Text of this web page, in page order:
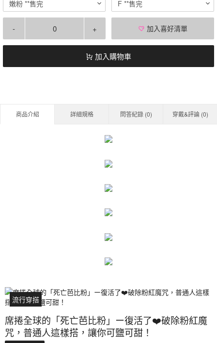
嫩粉 **售完 F **售完
- + 加入喜好清單
加入購物車
商品介紹 詳細規格 問答紀錄 (0) 穿戴&評論 (0)
流行穿搭
席捲全球的「死亡芭比粉」ー復活了❤️破除粉紅魔
咒，普通人這樣搭，讓你可鹽可甜！